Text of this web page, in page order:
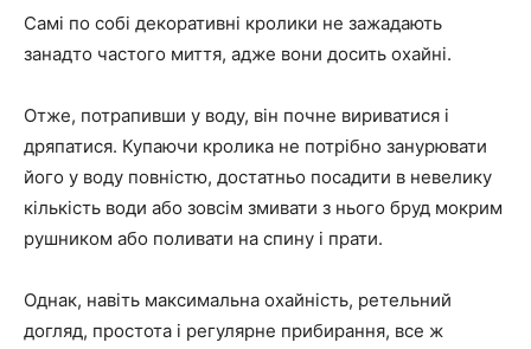
Самі по собі декоративні кролики не зажадають
занадто частого миття, адже вони досить охайні.
Отже, потрапивши у воду, він почне вириватися і
дряпатися. Купаючи кролика не потрібно занурювати
його у воду повністю, достатньо посадити в невелику
кількість води або зовсім змивати з нього бруд мокрим
рушником або поливати на спину і прати.
Однак, навіть максимальна охайність, ретельний
догляд, простота і регулярне прибирання, все ж